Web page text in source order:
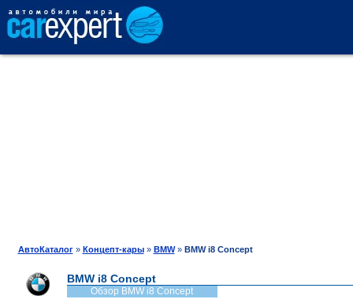
ТЕСТ-ДРАЙВ
АвтоКаталог» Концепт-кары» BMW» BMW i8 Concept
BMW i8 Concept
Обзор BMW i8 Concept